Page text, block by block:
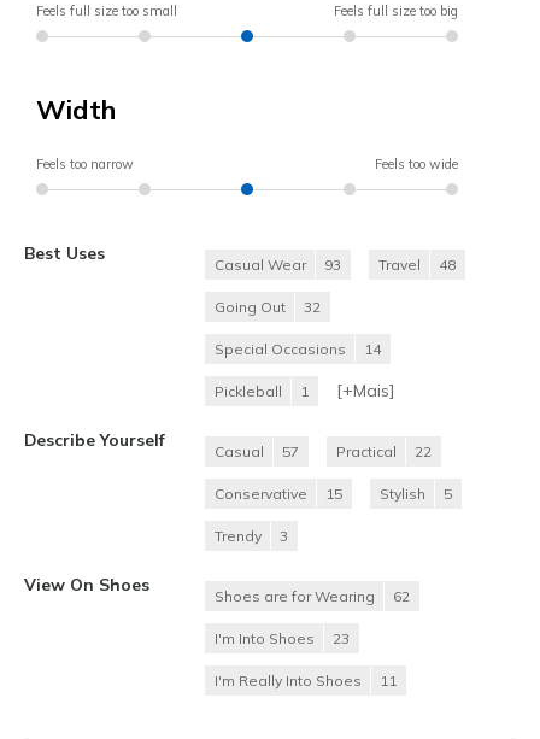
Feels full size too small Feels full size too big
Width
Feels too narrow Feels too wide
Best Uses
Casual Wear 93 Travel 48
Going Out 32
Special Occasions 14
Pickleball 1 [+Mais]
Describe Yourself
Casual 57 Practical 22
Conservative 15 Stylish 5
Trendy 3
View On Shoes
Shoes are for Wearing 62
I'm Into Shoes 23
I'm Really Into Shoes 11